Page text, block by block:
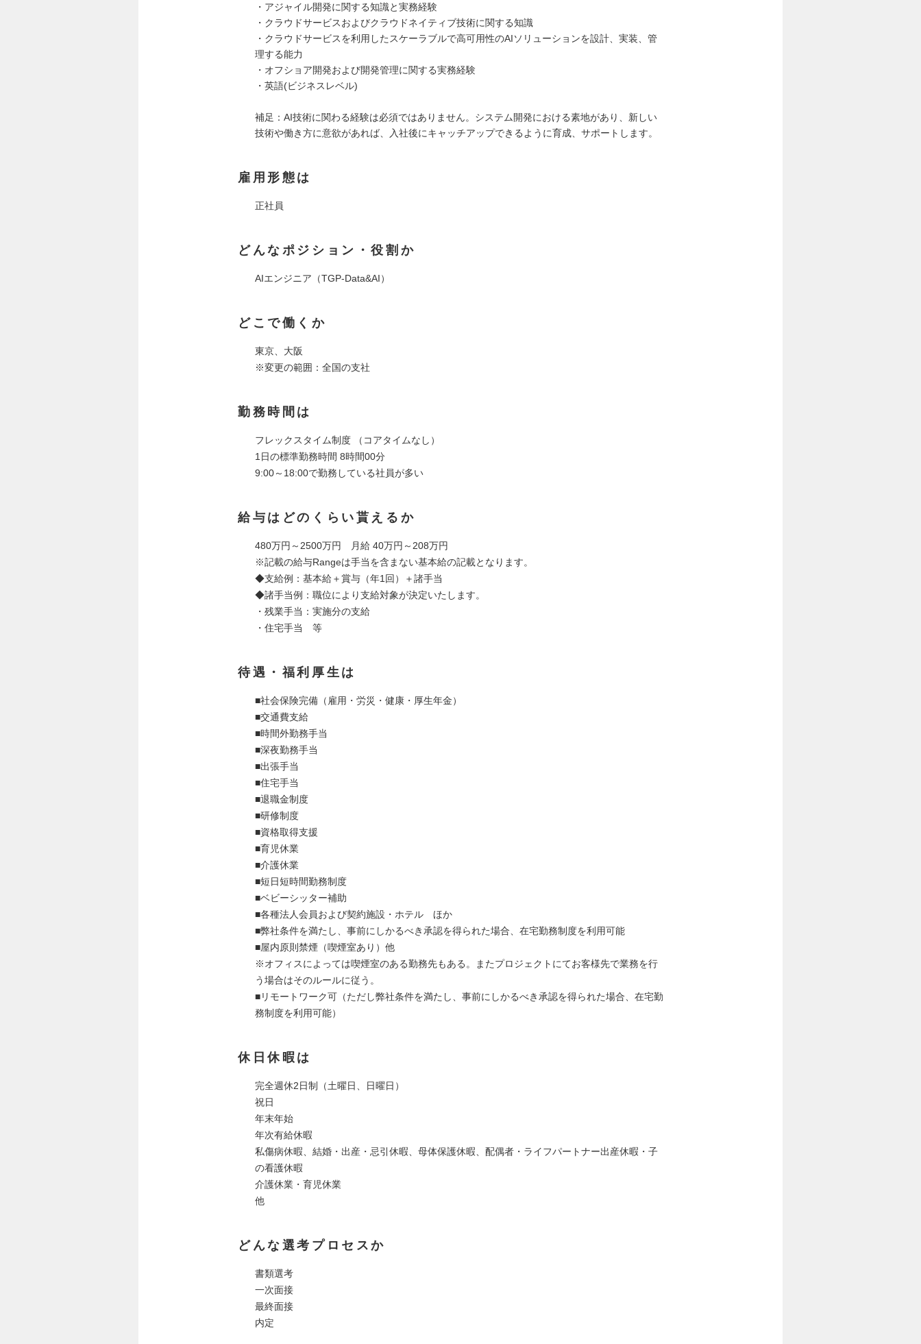
・アジャイル開発に関する知識と実務経験
・クラウドサービスおよびクラウドネイティブ技術に関する知識
・クラウドサービスを利用したスケーラブルで高可用性のAIソリューションを設計、実装、管
理する能力
・オフショア開発および開発管理に関する実務経験
・英語(ビジネスレベル)
補足：AI技術に関わる経験は必須ではありません。システム開発における素地があり、新しい
技術や働き方に意欲があれば、入社後にキャッチアップできるように育成、サポートします。
雇用形態は
正社員
どんなポジション・役割か
AIエンジニア（TGP-Data&AI）
どこで働くか
東京、大阪
※変更の範囲：全国の支社
勤務時間は
フレックスタイム制度 （コアタイムなし）
1日の標準勤務時間 8時間00分
9:00～18:00で勤務している社員が多い
給与はどのくらい貰えるか
480万円～2500万円 月給 40万円～208万円
※記載の給与Rangeは手当を含まない基本給の記載となります。
◆支給例：基本給＋賞与（年1回）＋諸手当
◆諸手当例：職位により支給対象が決定いたします。
・残業手当：実施分の支給
・住宅手当 等
待遇・福利厚生は
■社会保険完備（雇用・労災・健康・厚生年金）
■交通費支給
■時間外勤務手当
■深夜勤務手当
■出張手当
■住宅手当
■退職金制度
■研修制度
■資格取得支援
■育児休業
■介護休業
■短日短時間勤務制度
■ベビーシッター補助
■各種法人会員および契約施設・ホテル ほか
■弊社条件を満たし、事前にしかるべき承認を得られた場合、在宅勤務制度を利用可能
■屋内原則禁煙（喫煙室あり）他
※オフィスによっては喫煙室のある勤務先もある。またプロジェクトにてお客様先で業務を行
う場合はそのルールに従う。
■リモートワーク可（ただし弊社条件を満たし、事前にしかるべき承認を得られた場合、在宅勤
務制度を利用可能）
休日休暇は
完全週休2日制（土曜日、日曜日）
祝日
年末年始
年次有給休暇
私傷病休暇、結婚・出産・忌引休暇、母体保護休暇、配偶者・ライフパートナー出産休暇・子
の看護休暇
介護休業・育児休業
他
どんな選考プロセスか
書類選考
一次面接
最終面接
内定